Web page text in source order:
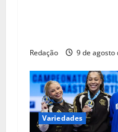
Redação 9 de agosto
Variedades